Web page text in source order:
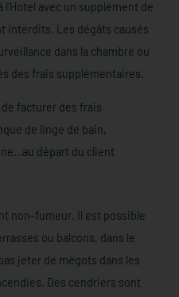
avec un supplément de
interdits. Les dégâts causés
dans la chambre ou
des frais supplémentaires.
facturer des frais
de linge de bain,
départ du client
non-fumeur. Il est possible
ou balcons, dans le
jeter de mégots dans les
Des cendriers sont